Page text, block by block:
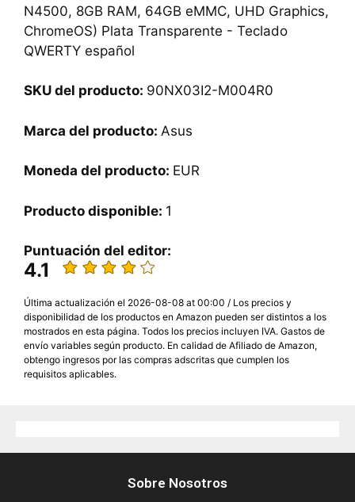
N4500, 8GB RAM, 64GB eMMC, UHD Graphics,
ChromeOS) Plata Transparente - Teclado
QWERTY español
SKU del producto: 90NX03I2-M004R0
Marca del producto: Asus
Moneda del producto: EUR
Producto disponible: 1
Puntuación del editor:
4.1
Última actualización el 2026-08-08 at 00:00 / Los precios y
disponibilidad de los productos en Amazon pueden ser distintos a los
mostrados en esta página. Todos los precios incluyen IVA. Gastos de
envío variables según producto. En calidad de Afiliado de Amazon,
obtengo ingresos por las compras adscritas que cumplen los
requisitos aplicables.
Sobre Nosotros